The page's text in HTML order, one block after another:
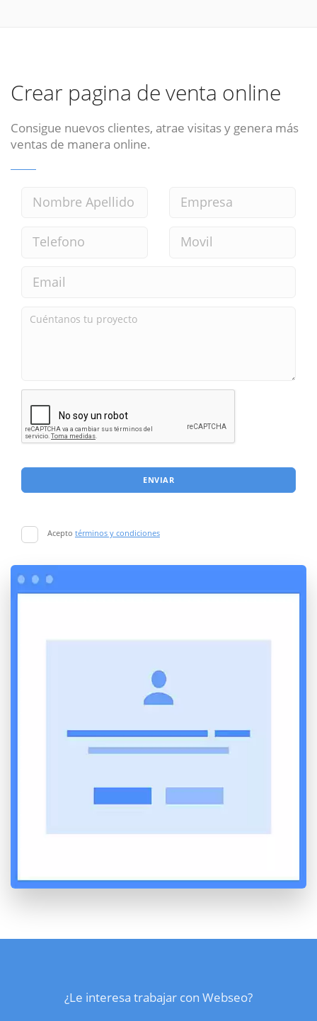
Crear pagina de venta online
Consigue nuevos clientes, atrae visitas y genera más
ventas de manera online.
ENVIAR
Acepto términos y condiciones
¿Le interesa trabajar con Webseo?